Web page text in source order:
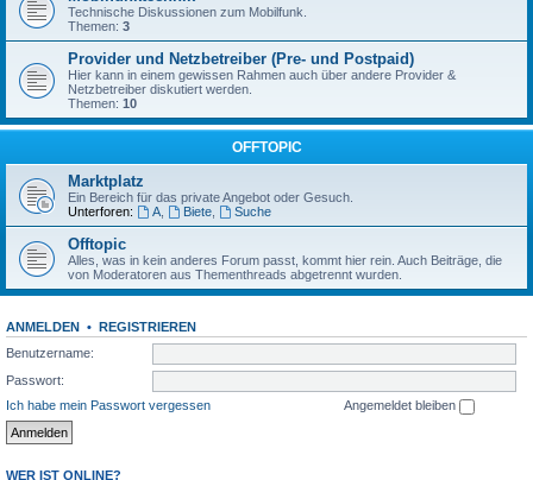
Technische Diskussionen zum Mobilfunk.
Themen: 3
Provider und Netzbetreiber (Pre- und Postpaid)
Hier kann in einem gewissen Rahmen auch über andere Provider &
Netzbetreiber diskutiert werden.
Themen: 10
OFFTOPIC
Marktplatz
Ein Bereich für das private Angebot oder Gesuch.
Unterforen:
A, Biete, Suche
Offtopic
Alles, was in kein anderes Forum passt, kommt hier rein. Auch Beiträge, die
von Moderatoren aus Thementhreads abgetrennt wurden.
ANMELDEN • REGISTRIEREN
Benutzername:
Passwort:
Ich habe mein Passwort vergessen
Angemeldet bleiben
WER IST ONLINE?